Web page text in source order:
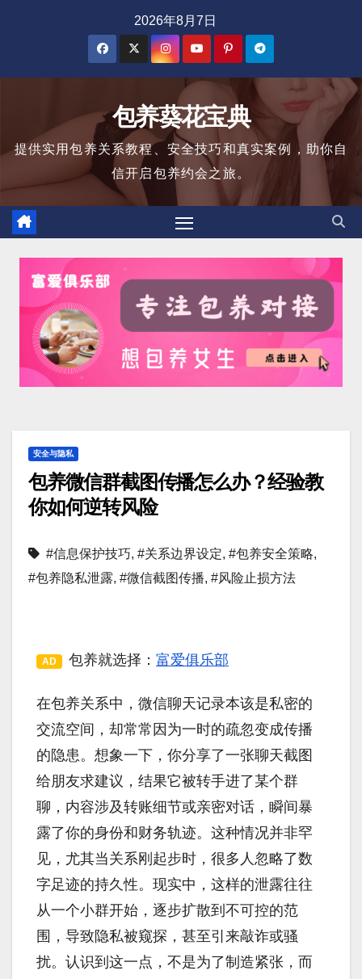
2026年8月7日
包养葵花宝典
提供实用包养关系教程、安全技巧和真实案例，助你自
信开启包养约会之旅。
安全与隐私
包养微信群截图传播怎么办？经验教
你如何逆转风险
#信息保护技巧, #关系边界设定, #包养安全策略,
#包养隐私泄露, #微信截图传播, #风险止损方法
AD 包养就选择： 富爱俱乐部
在包养关系中，微信聊天记录本该是私密的
交流空间，却常常因为一时的疏忽变成传播
的隐患。想象一下，你分享了一张聊天截图
给朋友求建议，结果它被转手进了某个群
聊，内容涉及转账细节或亲密对话，瞬间暴
露了你的身份和财务轨迹。这种情况并非罕
见，尤其当关系刚起步时，很多人忽略了数
字足迹的持久性。现实中，这样的泄露往往
从一个小群开始，逐步扩散到不可控的范
围，导致隐私被窥探，甚至引来敲诈或骚
扰。认识到这一点，不是为了制造紧张，而